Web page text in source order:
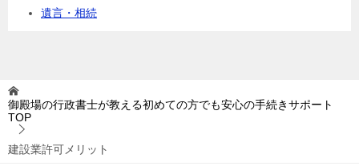
遺言・相続
御殿場の行政書士が教える初めての方でも安心の手続きサポート
TOP
建設業許可メリット